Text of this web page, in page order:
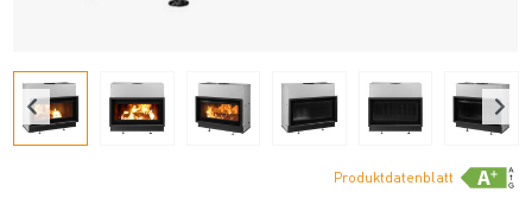
Produktdatenblatt